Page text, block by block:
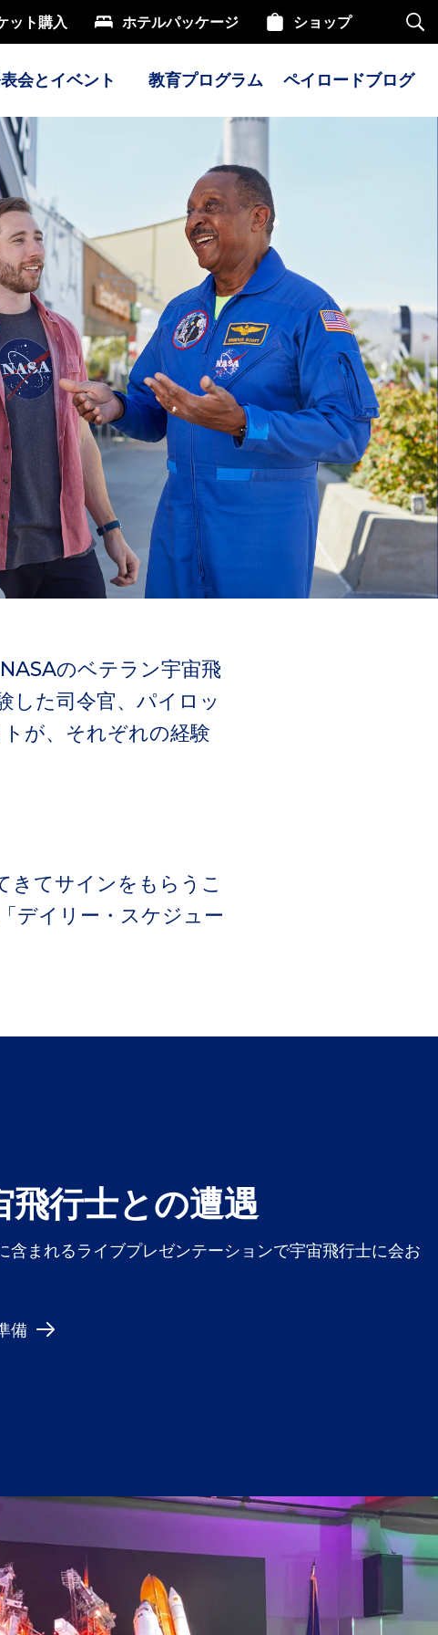
ット購入 ホテルパッケージ ショップ
サ
イ
内
会とイベント 教育プログラム ペイロードブログ
のベテラン宇宙飛
した司令官、パイロッ
が、それぞれの経験
きてサインをもらうこ
デイリー・スケジュー
飛行士との遭遇
含まれるライブプレゼンテーションで宇宙飛行士に会お
備